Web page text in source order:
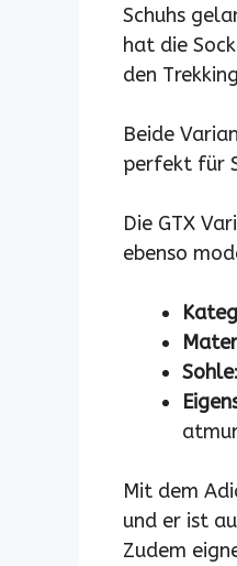
Schuhs
hat die
den
Beide
perfekt für
Die GTX
ebenso
Sohle
Mit dem
und er ist
Zudem